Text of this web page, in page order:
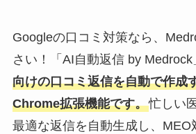
Googleの口コミ対策なら、
さい！「AI自動返信 by Medrock
向けの口コミ返信を自動で作成
Chrome拡張機能です。忙しい
最適な返信を自動生成し、MEO